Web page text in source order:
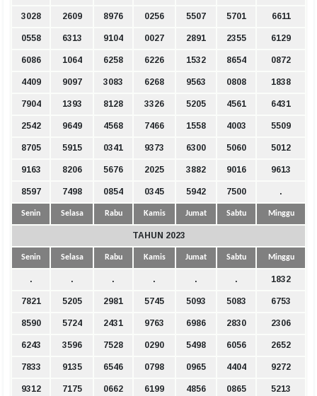
3028 2609 8976 0256 5507 5701 6611
0558 6313 9104 0027 2891 2355 6129
6086 1064 6258 6226 1532 8654 0872
4409 9097 3083 6268 9563 0808 1838
7904 1393 8128 3326 5205 4561 6431
2542 9649 4568 7466 1558 4003 5509
8705 5915 0341 9373 6300 5060 5012
9163 8206 5676 2025 3882 9016 9613
8597 7498 0854 0345 5942 7500 .
Senin Selasa Rabu Kamis Jumat Sabtu Minggu
TAHUN 2023
Senin Selasa Rabu Kamis Jumat Sabtu Minggu
. . . . . . 1832
7821 5205 2981 5745 5093 5083 6753
8590 5724 2431 9763 6986 2830 2306
6243 3596 7528 0290 5498 6056 2652
7833 9135 6546 0798 0965 4404 9272
9312 7175 0662 6199 4856 0865 5213